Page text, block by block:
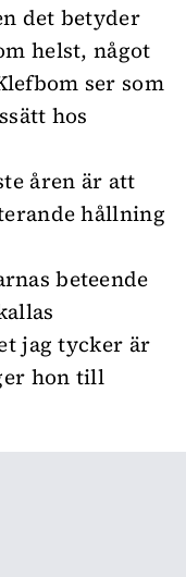
det betyder
helst, något
ser som
hos
åren är att
hållning
beteende
jag tycker är
hon till